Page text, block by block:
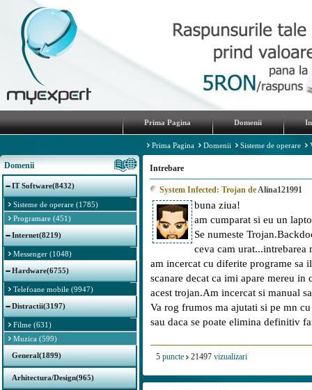
Prima Pagina Domenii
Domenii
IT Software(8432)
Sisteme de operare (1785)
Programare (451)
Internet(8219)
Messenger (1048)
Hardware(6755)
Telefoane mobile (9947)
Distractii(3197)
Filme (631)
Muzica (599)
General(1899)
Arhitectura/Design(965)
Prima Pagina Domenii Sisteme de operare
Intrebare
System Infected: Trojan deAlina121991
buna ziua!
am cumparat si eu un
Se numeste
ceva cam urat...intrebarea
am incercat cu diferite programe sa
scanare decat ca imi apare mereu
acest trojan.Am incercat si manual
Va rog frumos ma ajutati si pe mn
sau daca se poate elimina definitiv
5 puncte 21497 vizualizari